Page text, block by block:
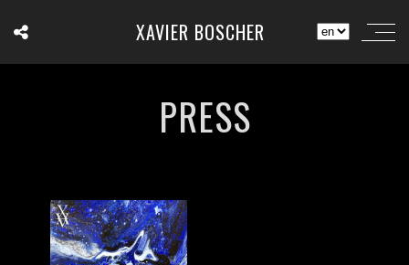
XAVIER BOSCHER
PRESS